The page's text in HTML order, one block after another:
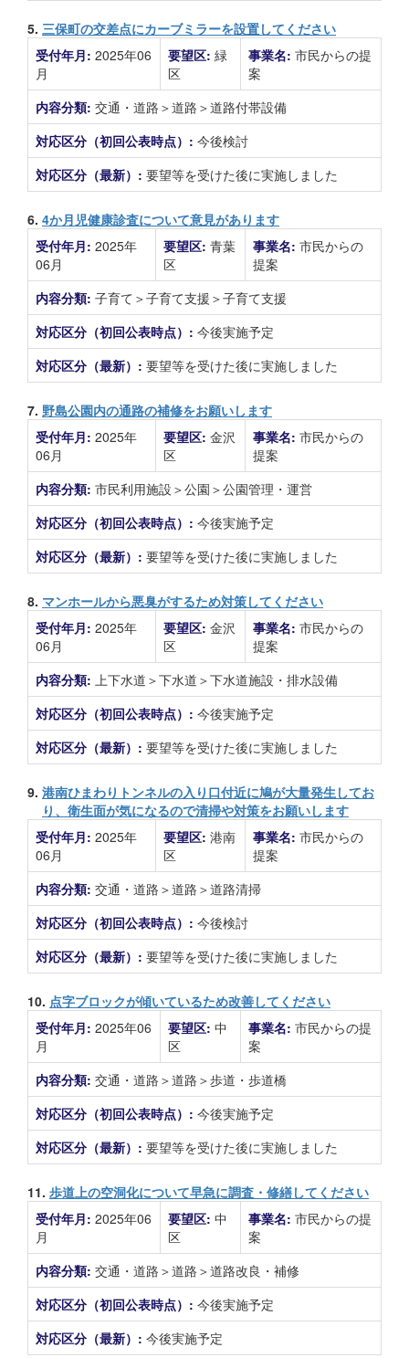
5. 三保町の交差点にカーブミラーを設置してください
受付年月: 2025年06
月
要望区: 緑
区
事業名: 市民からの提
案
内容分類: 交通・道路＞道路＞道路付帯設備
対応区分（初回公表時点）: 今後検討
対応区分（最新）: 要望等を受けた後に実施しました
6. 4か月児健康診査について意見があります
受付年月: 2025年
06月
要望区: 青葉
区
事業名: 市民からの
提案
内容分類: 子育て＞子育て支援＞子育て支援
対応区分（初回公表時点）: 今後実施予定
対応区分（最新）: 要望等を受けた後に実施しました
7. 野島公園内の通路の補修をお願いします
受付年月: 2025年
06月
要望区: 金沢
区
事業名: 市民からの
提案
内容分類: 市民利用施設＞公園＞公園管理・運営
対応区分（初回公表時点）: 今後実施予定
対応区分（最新）: 要望等を受けた後に実施しました
8. マンホールから悪臭がするため対策してください
受付年月: 2025年
06月
要望区: 金沢
区
事業名: 市民からの
提案
内容分類: 上下水道＞下水道＞下水道施設・排水設備
対応区分（初回公表時点）: 今後実施予定
対応区分（最新）: 要望等を受けた後に実施しました
9. 港南ひまわりトンネルの入り口付近に鳩が大量発生してお
り、衛生面が気になるので清掃や対策をお願いします
受付年月: 2025年
06月
要望区: 港南
区
事業名: 市民からの
提案
内容分類: 交通・道路＞道路＞道路清掃
対応区分（初回公表時点）: 今後検討
対応区分（最新）: 要望等を受けた後に実施しました
10. 点字ブロックが傾いているため改善してください
受付年月: 2025年06
月
要望区: 中
区
事業名: 市民からの提
案
内容分類: 交通・道路＞道路＞歩道・歩道橋
対応区分（初回公表時点）: 今後実施予定
対応区分（最新）: 要望等を受けた後に実施しました
11. 歩道上の空洞化について早急に調査・修繕してください
受付年月: 2025年06
月
要望区: 中
区
事業名: 市民からの提
案
内容分類: 交通・道路＞道路＞道路改良・補修
対応区分（初回公表時点）: 今後実施予定
対応区分（最新）: 今後実施予定